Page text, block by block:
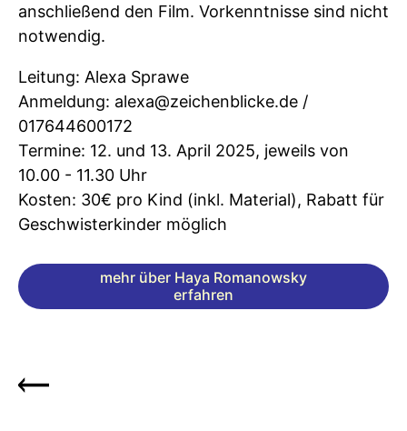
anschließend den Film. Vorkenntnisse sind nicht
notwendig.
Leitung: Alexa Sprawe
Anmeldung: alexa@zeichenblicke.de /
017644600172
Termine: 12. und 13. April 2025, jeweils von
10.00 - 11.30 Uhr
Kosten: 30€ pro Kind (inkl. Material), Rabatt für
Geschwisterkinder möglich
mehr über Haya Romanowsky
erfahren